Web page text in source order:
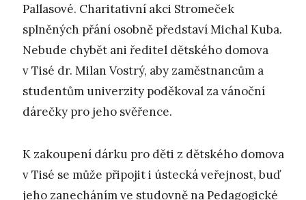
Pallasové. Charitativní akci Stromeček
splněných přání osobně představí Michal Kuba.
Nebude chybět ani ředitel dětského domova
v Tisé dr. Milan Vostrý, aby zaměstnancům a
studentům univerzity poděkoval za vánoční
dárečky pro jeho svěřence.
K zakoupení dárku pro děti z dětského domova
v Tisé se může připojit i ústecká veřejnost, buď
jeho zanecháním ve studovně na Pedagogické